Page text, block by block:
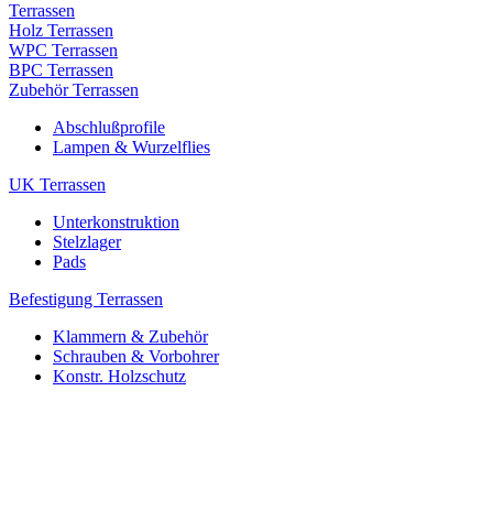
Terrassen
Holz Terrassen
WPC Terrassen
BPC Terrassen
Zubehör Terrassen
Abschlußprofile
Lampen & Wurzelflies
UK Terrassen
Unterkonstruktion
Stelzlager
Pads
Befestigung Terrassen
Klammern & Zubehör
Schrauben & Vorbohrer
Konstr. Holzschutz